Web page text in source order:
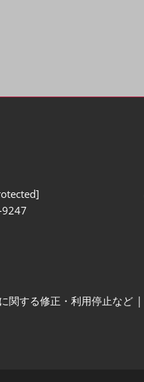
関する修正・利用停止など